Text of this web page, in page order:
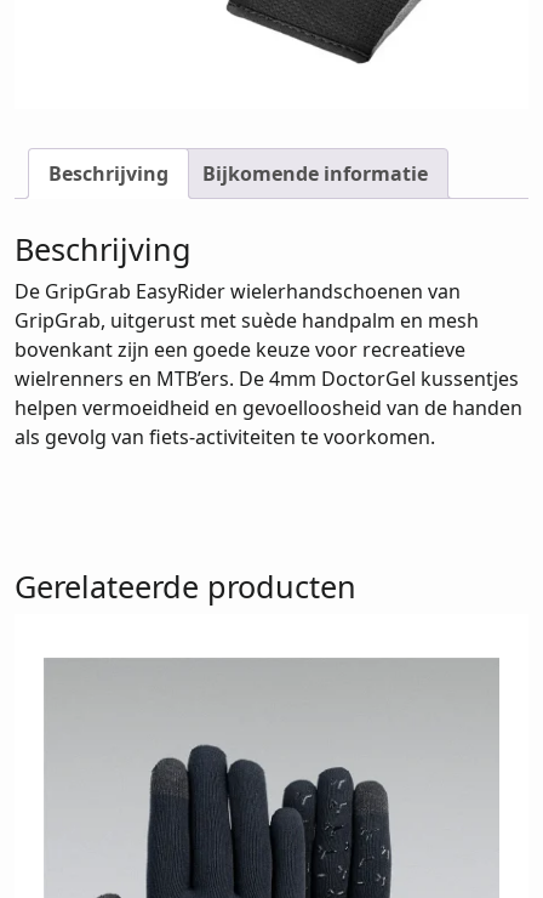
Beschrijving Bijkomende informatie
Beschrijving
De GripGrab EasyRider wielerhandschoenen van
GripGrab, uitgerust met suède handpalm en mesh
bovenkant zijn een goede keuze voor recreatieve
wielrenners en MTB’ers. De 4mm DoctorGel kussentjes
helpen vermoeidheid en gevoelloosheid van de handen
als gevolg van fiets-activiteiten te voorkomen.
Gerelateerde producten